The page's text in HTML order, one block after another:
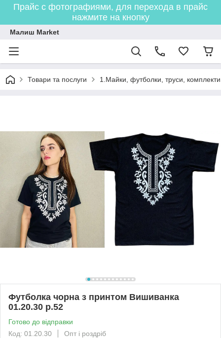
Прайс с фотографиями, для перехода в прайс
нажмите на кнопку
Малиш Market
Товари та послуги 1.Майки, футболки, труси,
Футболка чорна з принтом Вишиванка
01.20.30 р.52
Готово до відправки
Код: 01.20.30
Опт і роздріб